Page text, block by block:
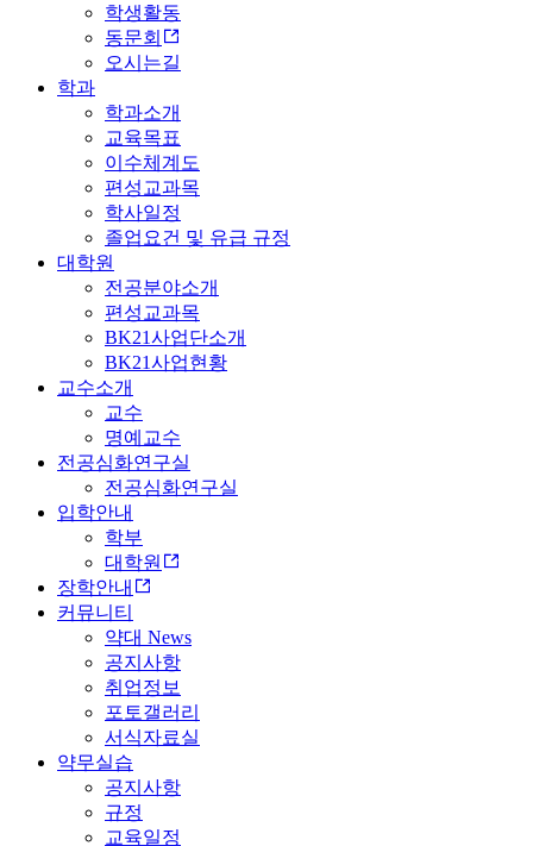
학생활동
동문회
오시는길
학과
학과소개
교육목표
이수체계도
편성교과목
학사일정
졸업요건 및 유급 규정
대학원
전공분야소개
편성교과목
BK21사업단소개
BK21사업현황
교수소개
교수
명예교수
전공심화연구실
전공심화연구실
입학안내
학부
대학원
장학안내
커뮤니티
약대 News
공지사항
취업정보
포토갤러리
서식자료실
약무실습
공지사항
규정
교육일정